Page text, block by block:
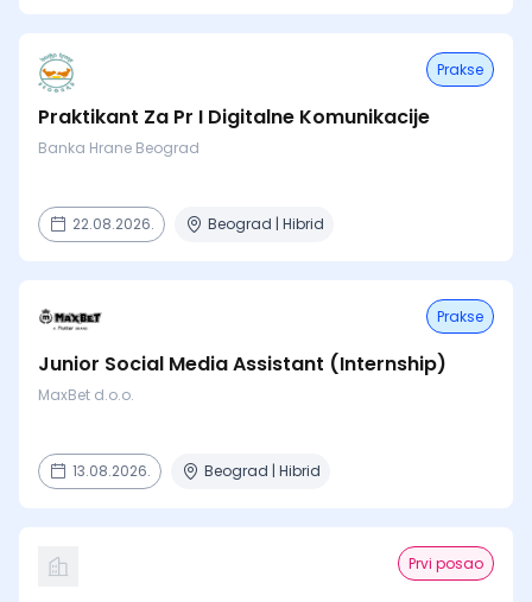
Prakse
Praktikant Za Pr I Digitalne Komunikacije
Banka Hrane Beograd
22.08.2026. Beograd | Hibrid
Prakse
Junior Social Media Assistant (Internship)
MaxBet d.o.o.
13.08.2026. Beograd | Hibrid
Prvi posao